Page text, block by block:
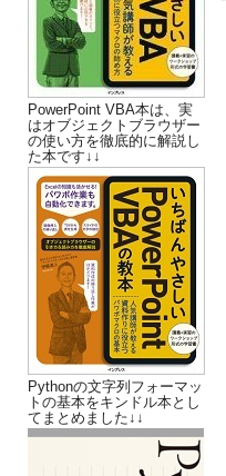
PowerPoint VBA本は、実
はオブジェクトブラウザー
の使い方を徹底的に解説し
た本です↓↓
Pythonの文字列フォーマッ
トの基本をキンドル本とし
てまとめました↓↓